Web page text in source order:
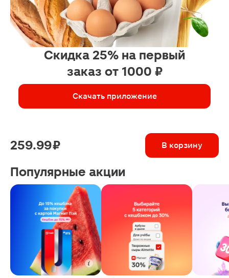
Скидка 25% на первый
заказ от 1000 ₽
Скачать приложение
259.99 ₽ В корзину
Популярные акции